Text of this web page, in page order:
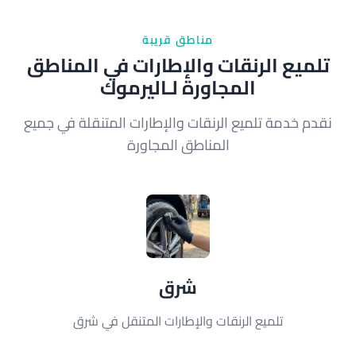
مناطق قريبة
تلميع الرنقات والإطارات في المناطق
المجاورة لـاليرموك
نقدم خدمة تلميع الرنقات والإطارات المتنقلة في جميع
المناطق المجاورة
شرق
تلميع الرنقات والإطارات المتنقل في شرق